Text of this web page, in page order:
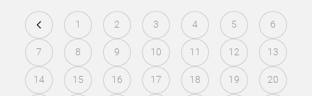
1 2 3 4 5 6
7 8 9 10 11 12 13
14 15 16 17 18 19 20